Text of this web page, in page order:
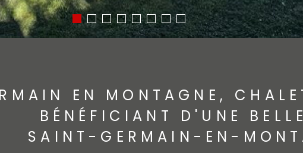
EN MONTAGNE,
BÉNÉFICIANT D'UNE
SAINT-GERMAIN-EN-